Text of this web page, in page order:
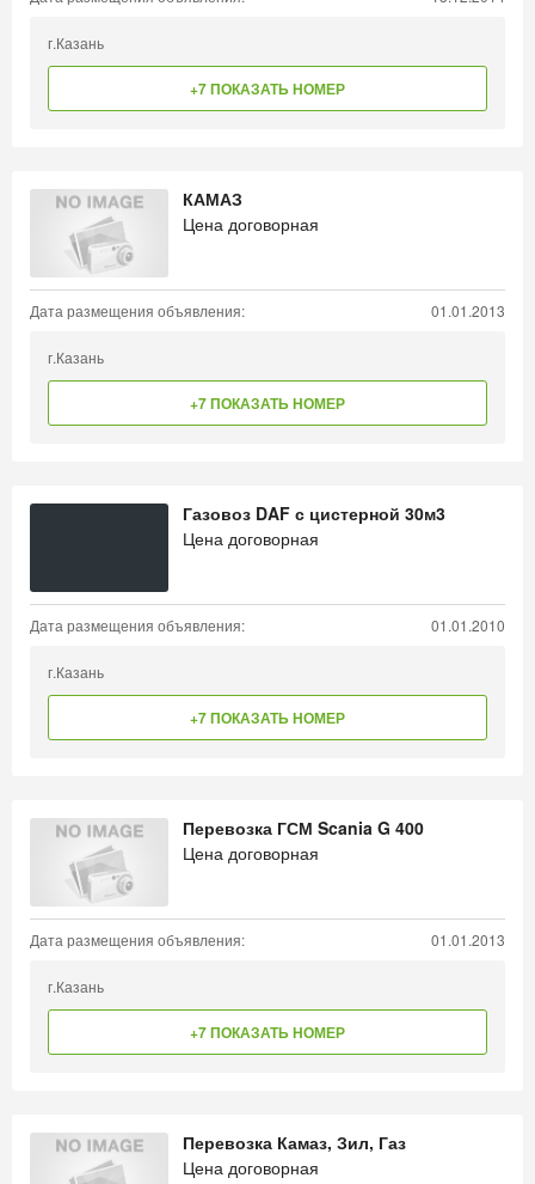
г.Казань
+7 ПОКАЗАТЬ НОМЕР
КАМАЗ
Цена договорная
Дата размещения объявления: 01.01.2013
г.Казань
+7 ПОКАЗАТЬ НОМЕР
Газовоз DAF с цистерной 30м3
Цена договорная
Дата размещения объявления: 01.01.2010
г.Казань
+7 ПОКАЗАТЬ НОМЕР
Перевозка ГСМ Scania G 400
Цена договорная
Дата размещения объявления: 01.01.2013
г.Казань
+7 ПОКАЗАТЬ НОМЕР
Перевозка Камаз, Зил, Газ
Цена договорная